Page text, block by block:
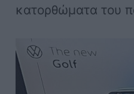
κατορθώματα του